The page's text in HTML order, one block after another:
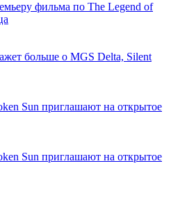
фильма по The Legend of
больше о MGS Delta, Silent
Sun приглашают на открытое
Sun приглашают на открытое